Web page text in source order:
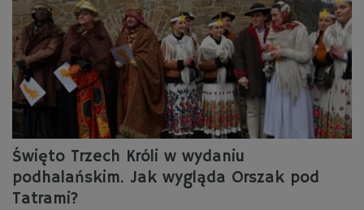
Święto Trzech Króli w wydaniu
podhalańskim. Jak wygląda Orszak pod
Tatrami?